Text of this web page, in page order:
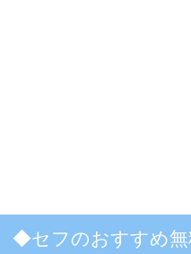
◆セフのおすすめ